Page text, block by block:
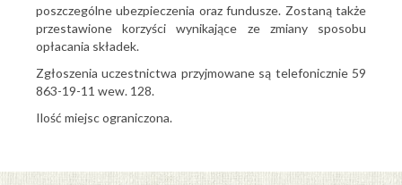
poszczególne ubezpieczenia oraz fundusze. Zostaną także
przestawione korzyści wynikające ze zmiany sposobu
opłacania składek.
Zgłoszenia uczestnictwa przyjmowane są telefonicznie 59
863-19-11 wew. 128.
Ilość miejsc ograniczona.